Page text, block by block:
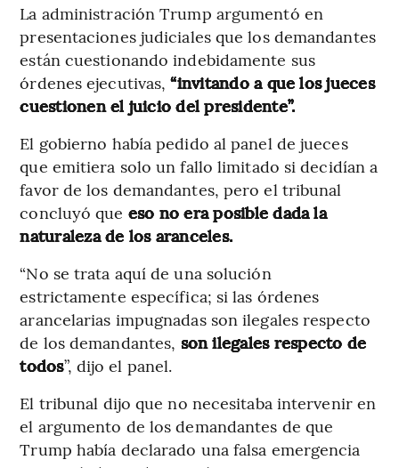
La administración Trump argumentó en
presentaciones judiciales que los demandantes
están cuestionando indebidamente sus
órdenes ejecutivas,“invitando a que los jueces
cuestionen el juicio del presidente”.
El gobierno había pedido al panel de jueces
que emitiera solo un fallo limitado si decidían a
favor de los demandantes, pero el tribunal
concluyó que eso no era posible dada la
naturaleza de los aranceles.
“No se trata aquí de una solución
estrictamente específica; si las órdenes
arancelarias impugnadas son ilegales respecto
de los demandantes, son ilegales respecto de
todos”, dijo el panel.
El tribunal dijo que no necesitaba intervenir en
el argumento de los demandantes de que
Trump había declarado una falsa emergencia